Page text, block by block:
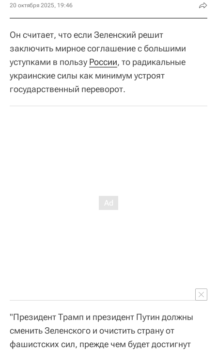
20 октября 2025, 19:46
Он считает, что если Зеленский решит
заключить мирное соглашение с большими
уступками в пользу России, то радикальные
украинские силы как минимум устроят
государственный переворот.
"Президент Трамп и президент Путин должны
сменить Зеленского и очистить страну от
фашистских сил, прежде чем будет достигнут